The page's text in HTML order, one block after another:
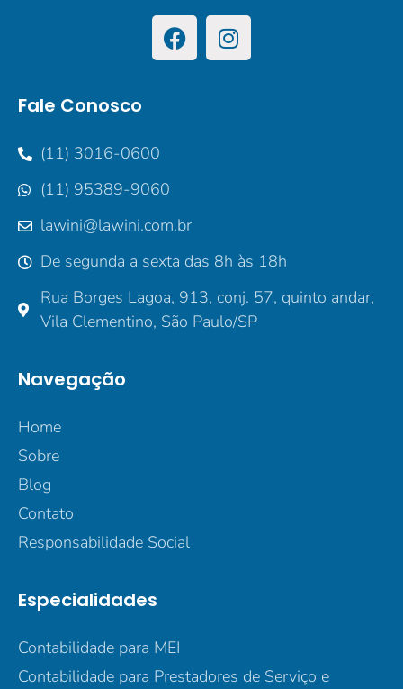
Fale Conosco
(11) 3016-0600
(11) 95389-9060
lawini@lawini.com.br
De segunda a sexta das 8h às 18h
Rua Borges Lagoa, 913, conj. 57, quinto andar,
Vila Clementino, São Paulo/SP
Navegação
Home
Sobre
Blog
Contato
Responsabilidade Social
Especialidades
Contabilidade para MEI
Contabilidade para Prestadores de Serviço e